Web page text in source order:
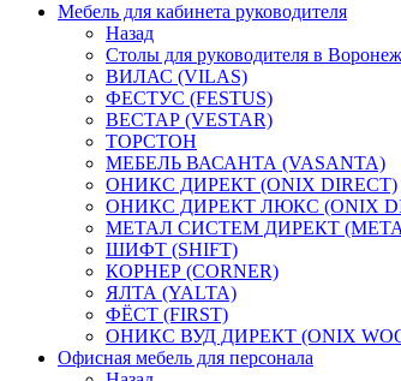
Мебель для кабинета руководителя
Назад
Столы для руководителя в
ВИЛАС (VILAS)
ФЕСТУС (FESTUS)
ВЕСТАР (VESTAR)
ТОРСТОН
МЕБЕЛЬ ВАСАНТА (VASANTA)
ОНИКС ДИРЕКТ (ONIX DIRECT)
ОНИКС ДИРЕКТ ЛЮКС (ONIX
МЕТАЛ СИСТЕМ ДИРЕКТ
ШИФТ (SHIFT)
КОРНЕР (CORNER)
ЯЛТА (YALTA)
ФЁСТ (FIRST)
ОНИКС ВУД ДИРЕКТ (ONIX
Офисная мебель для персонала